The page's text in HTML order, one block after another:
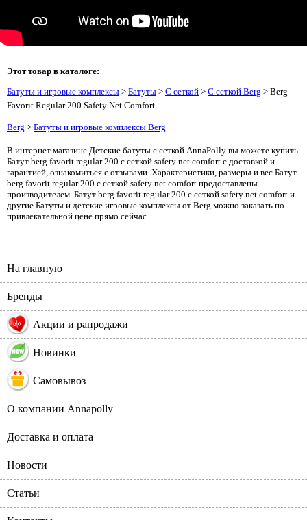
Этот товар в каталоге:
Батуты и игровые комплексы > Батуты > С сеткой > С сеткой Berg > Berg
Favorit Regular 200 Safety Net Comfort
Berg > Батуты и игровые комплексы Berg
В интернет магазине Детские батуты с сеткой AnnaPolly вы можете купить
Батут berg favorit regular 200 с сеткой safety net comfort с доставкой и
гарантией, ознакомиться с отзывами. Характеристики, размеры и вес Батут
berg favorit regular 200 с сеткой safety net comfort предоставлены
производителем. Батут berg favorit regular 200 с сеткой safety net comfort и
другие Батуты и детские игровые комплексы от Berg можно заказать по
привлекательной цене прямо сейчас.
На главную
Бренды
% Акции и рапродажи
Новинки
Самовывоз
О компании Annapolly
Доставка и оплата
Новости
Статьи